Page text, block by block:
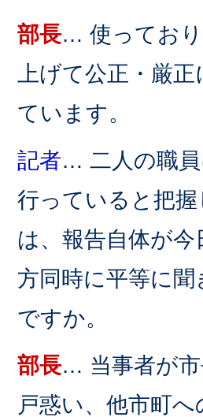
部長… 使ってお
上げて公正・厳
ています。
記者… 二人の職
行っていると把
は、報告自体が
方同時に平等に
ですか。
部長… 当事者が
戸惑い、他市町